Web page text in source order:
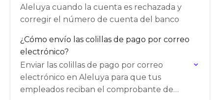
Aleluya cuando la cuenta es rechazada y
corregir el número de cuenta del banco
¿Cómo envío las colillas de pago por correo
electrónico?
Enviar las colillas de pago por correo
electrónico en Aleluya para que tus
empleados reciban el comprobante de